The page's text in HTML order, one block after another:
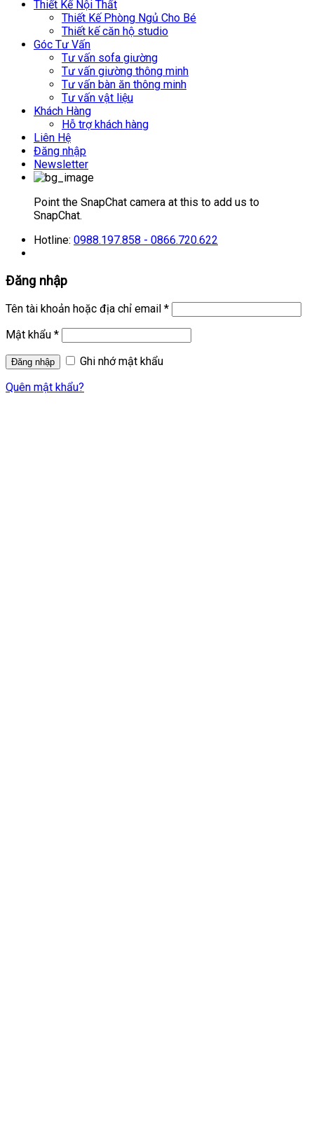
Thiết Kế Nội Thất
Thiết Kế Phòng Ngủ Cho Bé
Thiết kế căn hộ studio
Góc Tư Vấn
Tư vấn sofa giường
Tư vấn giường thông minh
Tư vấn bàn ăn thông minh
Tư vấn vật liệu
Khách Hàng
Hỗ trợ khách hàng
Liên Hệ
Đăng nhập
Newsletter
Point the SnapChat camera at this to add us to
SnapChat.
Hotline: 0988.197.858 - 0866.720.622
Đăng nhập
Tên tài khoản hoặc địa chỉ email *
Mật khẩu *
Ghi nhớ mật khẩu
Quên mật khẩu?